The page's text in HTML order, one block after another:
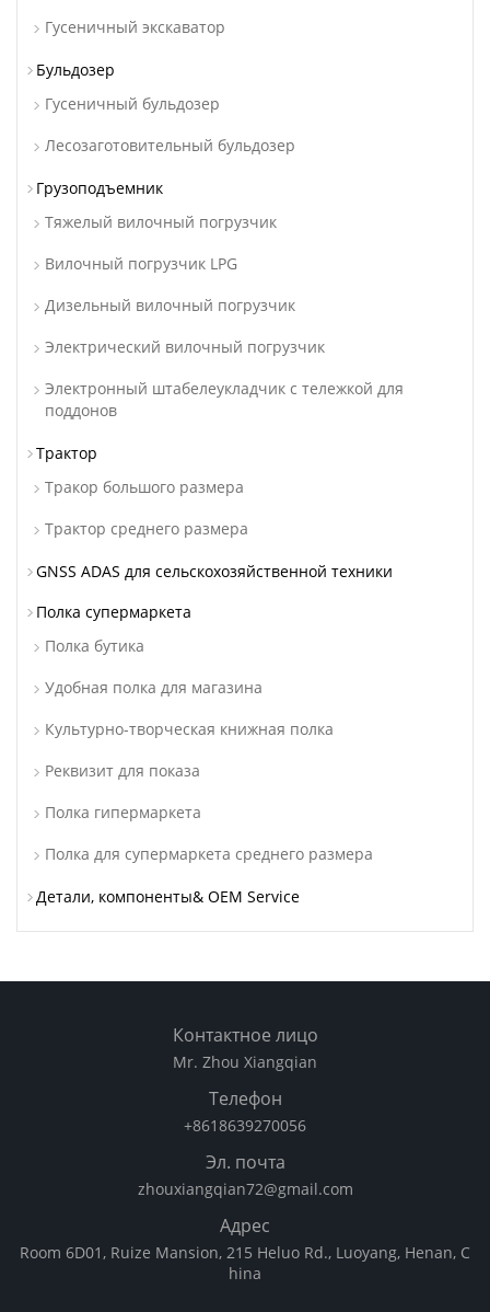
Гусеничный экскаватор
Бульдозер
Гусеничный бульдозер
Лесозаготовительный бульдозер
Грузоподъемник
Тяжелый вилочный погрузчик
Вилочный погрузчик LPG
Дизельный вилочный погрузчик
Электрический вилочный погрузчик
Электронный штабелеукладчик с тележкой для
поддонов
Трактор
Тракор большого размера
Трактор среднего размера
GNSS ADAS для сельскохозяйственной техники
Полка супермаркета
Полка бутика
Удобная полка для магазина
Культурно-творческая книжная полка
Реквизит для показа
Полка гипермаркета
Полка для супермаркета среднего размера
Детали, компоненты& OEM Service
Контактное лицо
Mr. Zhou Xiangqian
Телефон
+8618639270056
Эл. почта
zhouxiangqian72@gmail.com
Адрес
Room 6D01, Ruize Mansion, 215 Heluo Rd., Luoyang, Henan, C
hina